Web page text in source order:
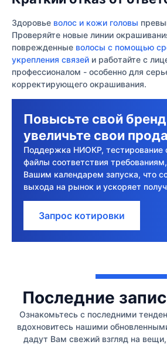
Здоровье волос и кожи головы
Проверяйте новые линии
поврежденные волосы с помощью
укрепления связей и работайте с
профессионалом - особенно для
корректирующего окрашивания.
Повысьте свой
увеличьте свои
Поддержка НИОКР, тестирование
файлы соответствия
Вашим календарем запуска, что
выхода на рынок и ускоряет
Запрос котировки
Последние
Ознакомьтесь с последними
вдохновитесь нашими
дадут Вам свежий взгляд на